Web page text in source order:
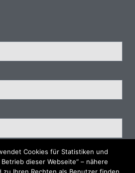
Nächster Schritt
Cookies für Statistiken und
dieser Webseite“ – nähere